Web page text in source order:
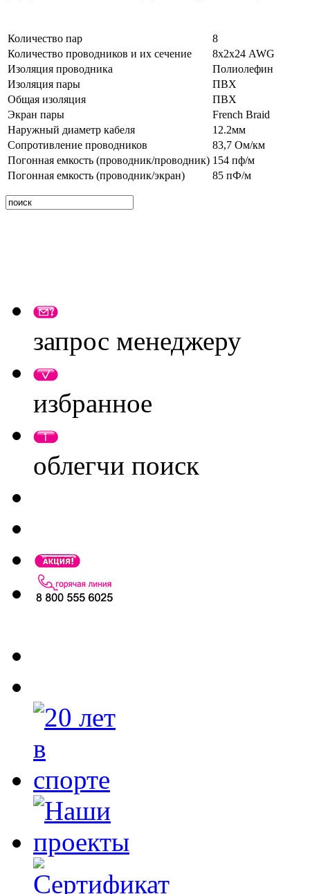
Количество пар
8
Количество проводников и их сечение
8х2х24 AWG
Изоляция проводника
Полиолефин
Изоляция пары
ПВХ
Общая изоляция
ПВХ
Экран пары
French Braid
Наружный диаметр кабеля
12.2мм
Сопротивление проводников
83,7 Ом/км
Погонная емкость (проводник/проводник) 154 пф/м
Погонная емкость (проводник/экран)
85 пФ/м
запрос менеджеру
избранное
облегчи поиск